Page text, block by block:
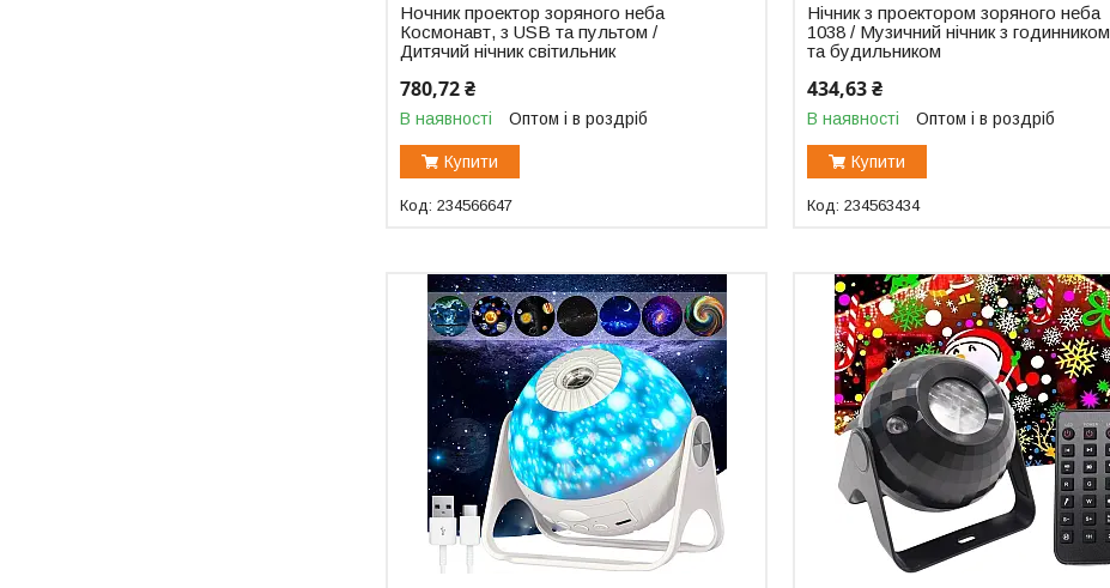
Ночник проектор зоряного неба
Космонавт, з USB та пультом /
Дитячий нічник світильник
780,72 ₴
В наявності Оптом і в роздріб
Купити
234566647
Нічник з проектором зоряного неба
1038 / Музичний нічник з годинником
та будильником
434,63 ₴
В наявності Оптом і в роздріб
Купити
234563434